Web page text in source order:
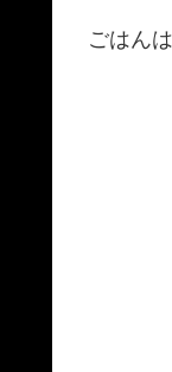
ごはん